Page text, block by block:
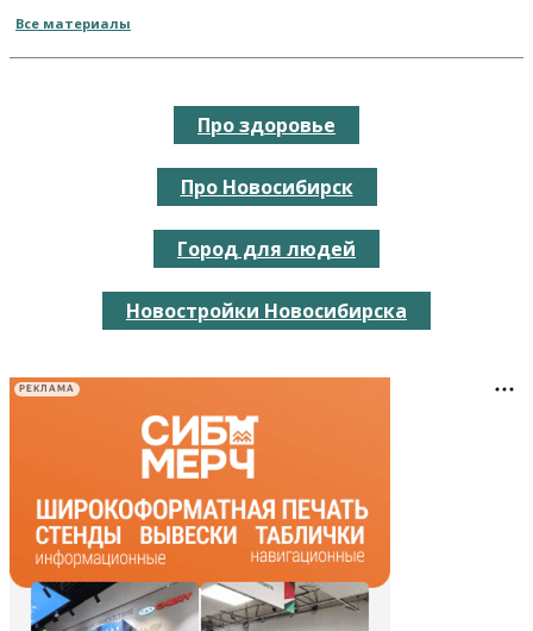
Все материалы
Про здоровье
Про Новосибирск
Город для людей
Новостройки Новосибирска
РЕКЛАМА